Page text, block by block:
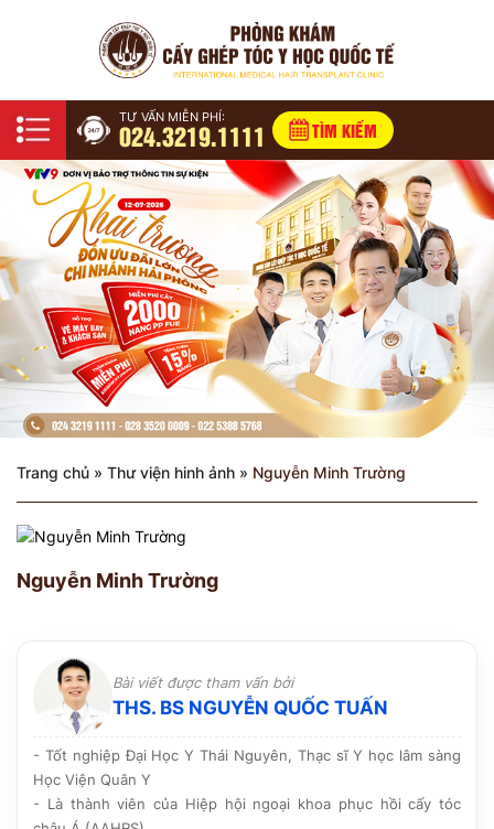
TƯ VẤN MIỄN PHÍ:
024.3219.1111 TÌM KIẾM
Trang chủ » Thư viện hinh ảnh » Nguyễn Minh Trường
Nguyễn Minh Trường
Bài viết được tham vấn bởi
THS. BS NGUYỄN QUỐC TUẤN
- Tốt nghiệp Đại Học Y Thái Nguyên, Thạc sĩ Y học lâm sàng
Học Viện Quân Y
- Là thành viên của Hiệp hội ngoại khoa phục hồi cấy tóc